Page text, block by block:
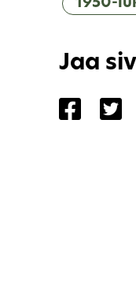
1950-
Jaa
Jaa